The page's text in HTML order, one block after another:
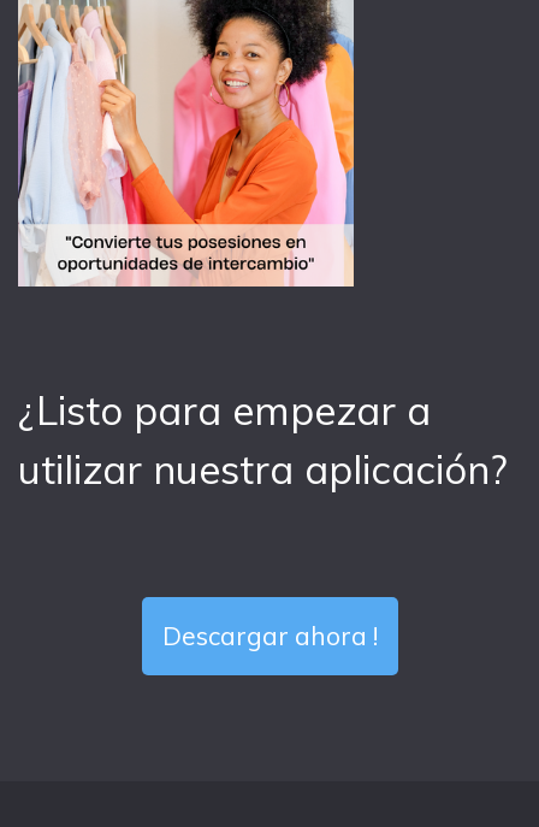
¿Listo para empezar a
utilizar nuestra aplicación?
Descargar ahora !